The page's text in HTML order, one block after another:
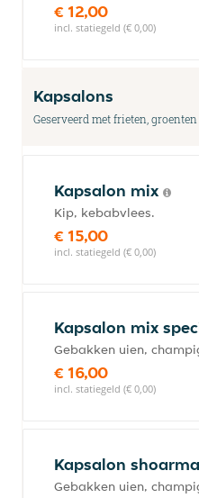
€ 12,00
incl. statiegeld (€ 0,00)
Kapsalons
Geserveerd met frieten,
Kapsalon mix
Kip, kebabvlees.
€ 15,00
incl. statiegeld (€ 0,00)
Kapsalon mix
Gebakken uien,
€ 16,00
incl. statiegeld (€ 0,00)
Kapsalon
Gebakken uien,